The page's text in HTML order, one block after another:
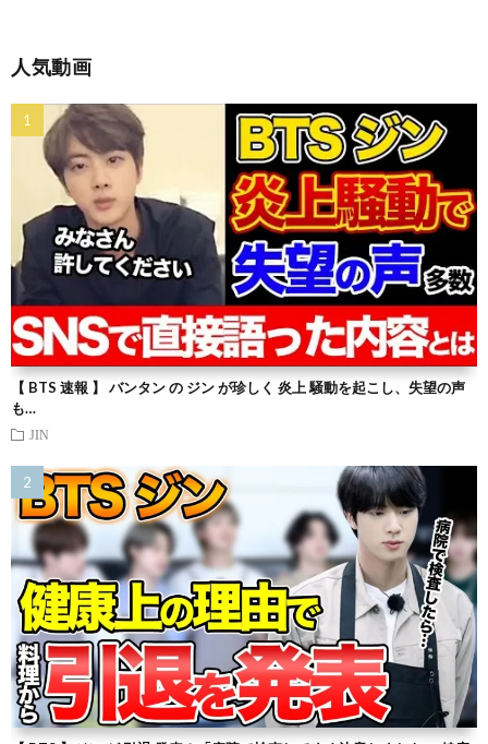
人気動画
【 BTS 速報 】 バンタン の ジン が珍しく 炎上 騒動を起こし、失望の声
も…
JIN